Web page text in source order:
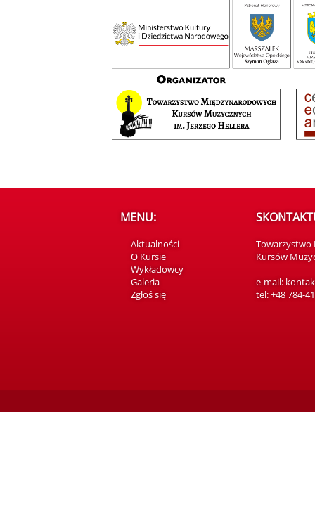
MENU:
Aktualności
O Kursie
Wykładowcy
Galeria
Zgłoś się
Towarzystwo
Kursów
e-mail:
tel: +48 784-